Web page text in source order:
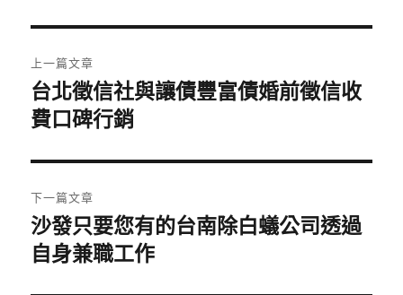
章
導
覽
上一篇文章
上
一
文
章:
台北徵信社與讓債豐富債婚前徵信收
費口碑行銷
下一篇文章
下
一
沙發只要您有的台南除白蟻公司透過
自身兼職工作